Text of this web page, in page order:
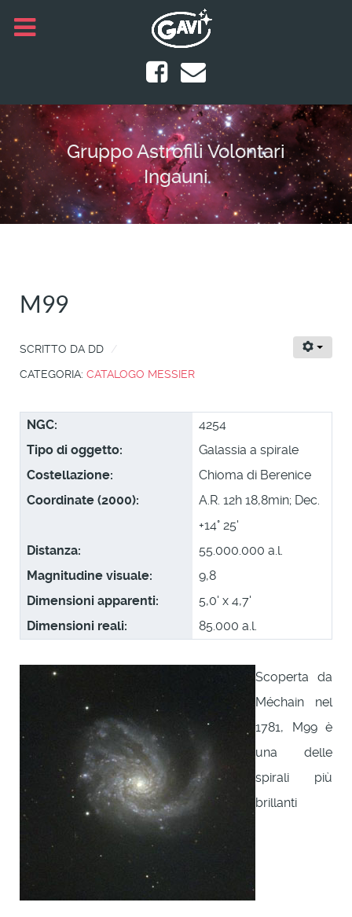
Gruppo Astrofili Volontari
Ingauni
M99
SCRITTO DA DD
CATEGORIA: CATALOGO MESSIER
NGC:
4254
Tipo di oggetto:
Galassia a spirale
Costellazione:
Chioma di Berenice
Coordinate (2000):
A.R. 12h 18,8min; Dec.
+14° 25'
Distanza:
55.000.000 a.l.
Magnitudine visuale:
9,8
Dimensioni apparenti:
5,0' x 4,7'
Dimensioni reali:
85.000 a.l.
Scoperta da
Méchain nel
1781, M99 è
una delle
spirali più
brillanti